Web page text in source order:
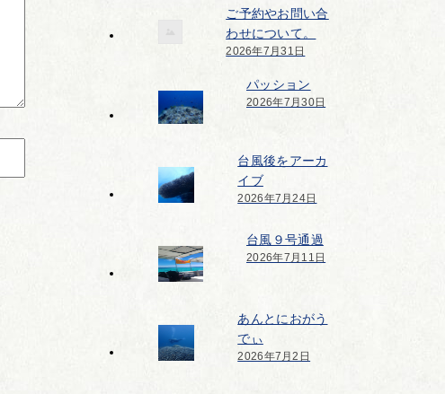
ご予約やお問い合
わせについて。
2026年7月31日
パッション
2026年7月30日
台風後をアーカ
イブ
2026年7月24日
台風９号通過
2026年7月11日
あんとにおがう
でぃ
2026年7月2日